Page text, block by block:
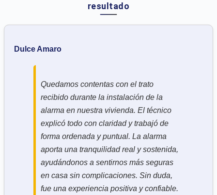
resultado
Dulce Amaro
Quedamos contentas con el trato
recibido durante la instalación de la
alarma en nuestra vivienda. El técnico
explicó todo con claridad y trabajó de
forma ordenada y puntual. La alarma
aporta una tranquilidad real y sostenida,
ayudándonos a sentirnos más seguras
en casa sin complicaciones. Sin duda,
fue una experiencia positiva y confiable.